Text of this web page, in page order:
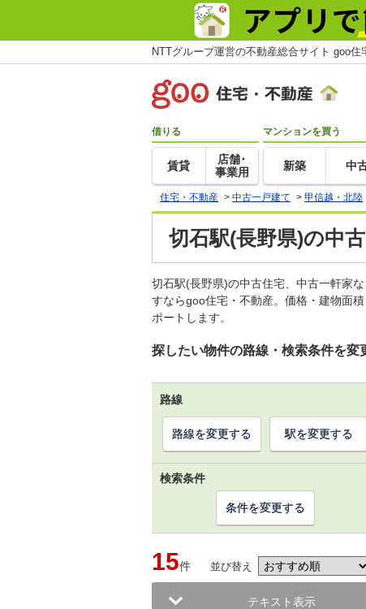
NTTグループ運営の不動産総合サイト goo住
借りる
賃貸
店舗･
事業用
マンションを買う
新築 中
住宅・不動産 > 中古一戸建て > 甲信越・北陸
切石駅(長野県)の中
切石駅(長野県)の中古住宅、中古一軒家
すならgoo住宅・不動産。価格・建物面
ポートします。
探したい物件の路線・検索条件を変
路線
路線を変更する 駅を変更する
検索条件
条件を変更する
15件 並び替え
テキスト表示